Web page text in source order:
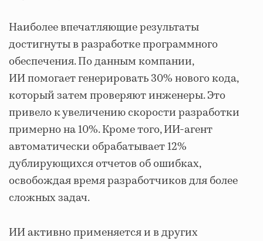
Наиболее впечатляющие результаты
достигнуты в разработке программного
обеспечения. По данным компании,
ИИ помогает генерировать 30% нового кода,
который затем проверяют инженеры. Это
привело к увеличению скорости разработки
примерно на 10%. Кроме того, ИИ-агент
автоматически обрабатывает 12%
дублирующихся отчетов об ошибках,
освобождая время разработчиков для более
сложных задач.
ИИ активно применяется и в других